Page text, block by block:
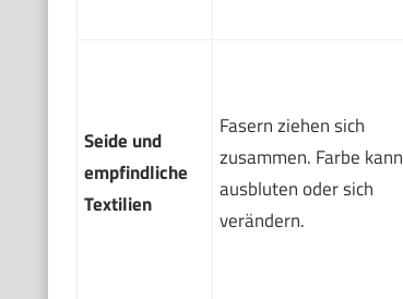
Seide und
empfindliche
Textilien
Fasern ziehen sich
zusammen. Farbe kann
ausbluten oder sich
verändern.